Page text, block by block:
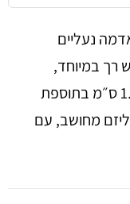
נעליים
רך במיוחד,
קלילות ונעימות על עקב קטן בגובה 1.5 ס״מ בתוספת
מחושב, עם